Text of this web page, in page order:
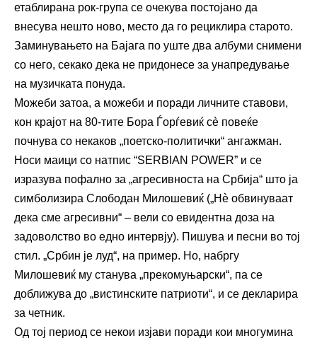
етаблирана рок-група се очекува постојано да
внесува нешто ново, место да го рециклира старото.
Заминувањето на Бајага по уште два албуми снимени
со него, секако дека не придонесе за унапредување
на музичката понуда.
Можеби затоа, а можеби и поради личните ставови,
кон крајот на 80-тите Бора Ѓорѓевиќ сè повеќе
почнува со некаков „поетско-политички“ ангажман.
Носи маици со натпис “SERBIAN POWER” и се
изразува пофално за „агресивноста на Србија“ што ја
симболизира Слободан Милошевиќ („Нè обвинуваат
дека сме агресивни“ – вели со евидентна доза на
задоволство во едно интервју). Пишува и песни во тој
стил. „Србин је луд“, на пример. Но, набргу
Милошевиќ му станува „прекомуњарски“, па се
доближува до „вистинските патриоти“, и се декларира
за четник.
Од тој период се некои изјави поради кои многумина